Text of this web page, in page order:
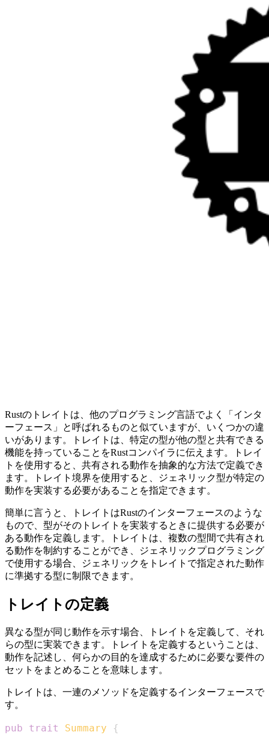
Rustのトレイトは、他のプログラミング言語でよく「インタ
ーフェース」と呼ばれるものと似ていますが、いくつかの違
いがあります。トレイトは、特定の型が他の型と共有できる
機能を持っていることをRustコンパイラに伝えます。トレイ
トを使用すると、共有される動作を抽象的な方法で定義でき
ます。トレイト境界を使用すると、ジェネリック型が特定の
動作を実装する必要があることを指定できます。
簡単に言うと、トレイトはRustのインターフェースのような
もので、型がそのトレイトを実装するときに提供する必要が
ある動作を定義します。トレイトは、複数の型間で共有され
る動作を制約することができ、ジェネリックプログラミング
で使用する場合、ジェネリックをトレイトで指定された動作
に準拠する型に制限できます。
トレイトの定義
異なる型が同じ動作を示す場合、トレイトを定義して、それ
らの型に実装できます。トレイトを定義するということは、
動作を記述し、何らかの目的を達成するために必要な要件の
セットをまとめることを意味します。
トレイトは、一連のメソッドを定義するインターフェースで
す。
pub trait Summary
{